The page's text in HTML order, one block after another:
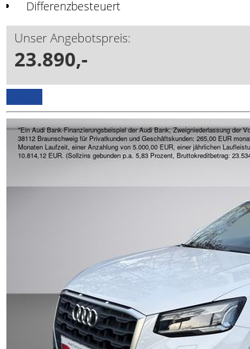
Differenzbesteuert
Unser Angebotspreis:
23.890,-